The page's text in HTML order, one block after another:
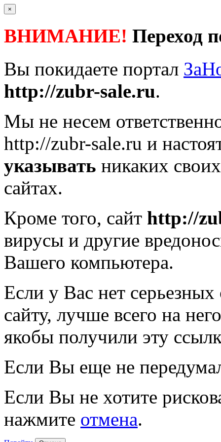
×
ВНИМАНИЕ! Переход
Вы покидаете портал
http://zubr-sale.ru.
Мы не несем
http://zubr-sale.ru и
указывать никаких
сайтах.
Кроме того, сайт http://
вирусы и другие
Вашего компьютера.
Если у Вас нет
сайту, лучше всего на
якобы получили эту
Если Вы еще не
Если Вы не хотите
нажмите отмена.